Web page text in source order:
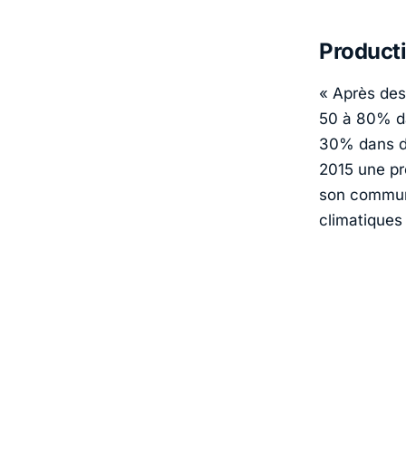
« Après
50 à 80%
30% dans
2015 une
son